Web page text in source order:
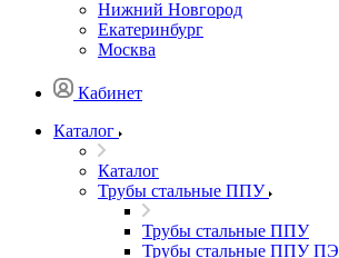
Нижний Новгород
Екатеринбург
Москва
Кабинет
Каталог
Каталог
Трубы стальные ППУ
Трубы стальные ППУ
Трубы стальные ППУ ПЭ